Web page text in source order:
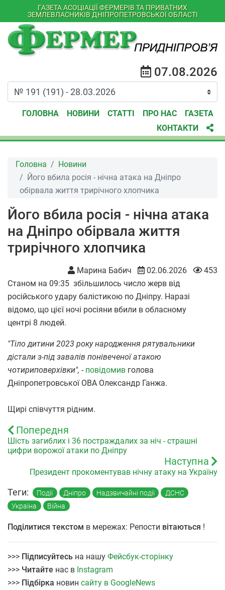
ГАЗЕТА АСОЦІАЦІЇ ФЕРМЕРІВ ТА ПРИВАТНИХ
ЗЕМЛЕВЛАСНИКІВ ДНІПРОПЕТРОВСЬКОЇ ОБЛАСТІ
07.08.2026
ГОЛОВНА НОВИНИ СТАТТІ ПРО НАС
ГАЗЕТА
КОНТАКТИ
Головна
Новини
Його вбила росія - нічна атака на Дніпро
обірвала життя трирічного хлопчика
Його вбила росія - нічна атака
на Дніпро обірвала життя
трирічного хлопчика
Марина Бабич 02.06.2026
453
Станом на 09:35 збільшилось число жерв від
російського удару балістикою по Дніпру. Наразі
відомо, що цієї ночі росіяни вбили в обласному
центрі 8 людей.
"Тіло дитини 2023 року народження рятувальники
дістали з-під завалів понівеченої атакою
чотириповерхівки", - повідомив голова
Дніпропетровської ОВА Олександр Ганжа.
Щирі співчуття рідним.
Попередня
Шість загиблих і 36 постраждалих за ніч - страшні
цифри ворожої атаки по Дніпру
Наступна
Президент прокоментував нічну атаку на Україну
Теги: Події Дніпро Надзвичайні події
ДСНС
Україна
Війна
Поділитися текстом в мережах: Репости вітаються !
>>> Підписуйтесь на нашу Фейсбук-сторінку
>>> Читайте нас в Instagram
>>> Підбірка новин сайту в GoogleNews